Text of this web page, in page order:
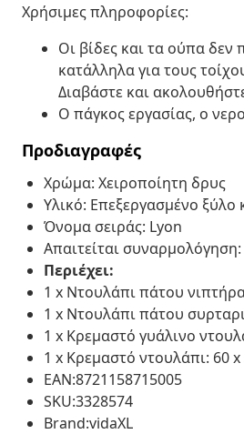
Χρήσιμες πληροφορίες:
Οι βίδες και τα ούπα δεν
κατάλληλα για τους
Διαβάστε και
Ο πάγκος εργασίας, ο
Προδιαγραφές
Χρώμα: Χειροποίητη δρυς
Υλικό: Επεξεργασμένο ξύλο
Όνομα σειράς: Lyon
Απαιτείται
Περιέχει:
1 x Ντουλάπι πάτου
1 x Ντουλάπι πάτου
1 x Κρεμαστό γυάλινο
1 x Κρεμαστό ντουλάπι: 60
EAN:8721158715005
SKU:3328574
Brand:vidaXL